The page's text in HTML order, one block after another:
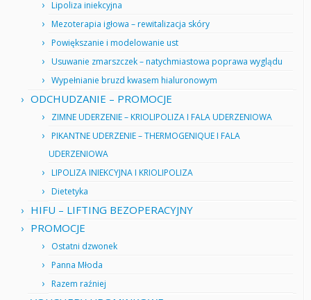
Lipoliza iniekcyjna
Mezoterapia igłowa – rewitalizacja skóry
Powiększanie i modelowanie ust
Usuwanie zmarszczek – natychmiastowa poprawa wyglądu
Wypełnianie bruzd kwasem hialuronowym
ODCHUDZANIE – PROMOCJE
ZIMNE UDERZENIE – KRIOLIPOLIZA I FALA UDERZENIOWA
PIKANTNE UDERZENIE – THERMOGENIQUE I FALA
UDERZENIOWA
LIPOLIZA INIEKCYJNA I KRIOLIPOLIZA
Dietetyka
HIFU – LIFTING BEZOPERACYJNY
PROMOCJE
Ostatni dzwonek
Panna Młoda
Razem raźniej